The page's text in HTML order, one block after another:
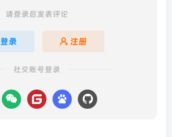
请登录后发表评论
登录 注册
社交账号登录